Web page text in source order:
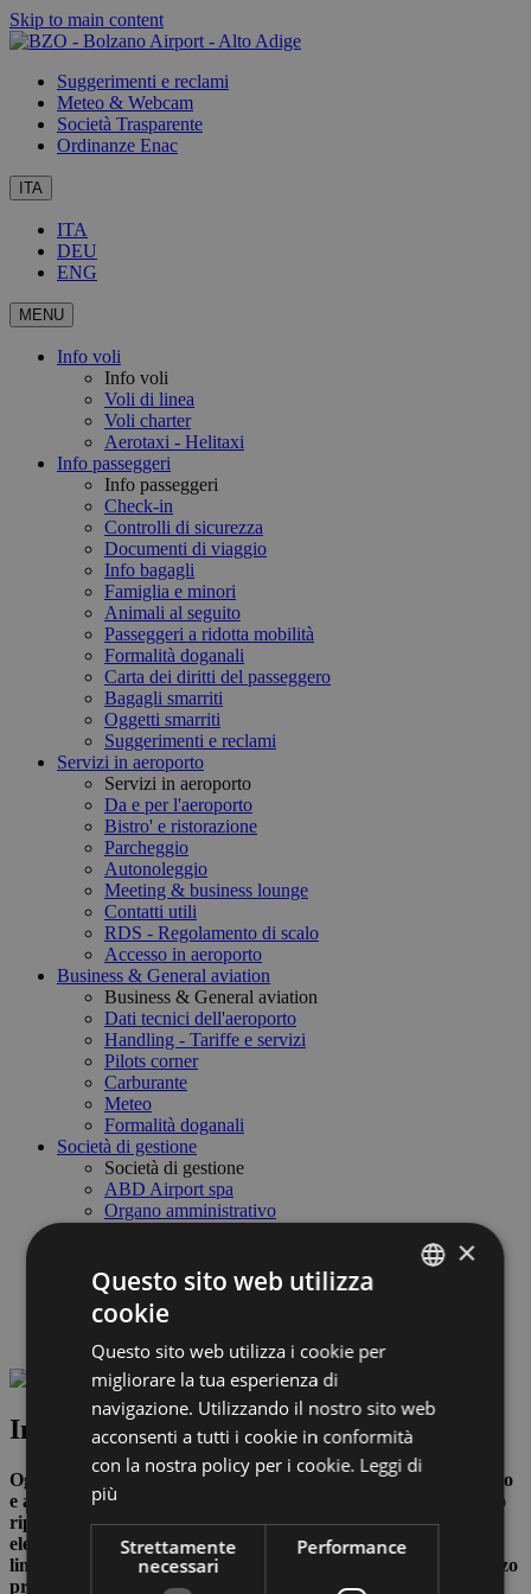
Skip to main content
Suggerimenti e reclami
Meteo & Webcam
Società Trasparente
Ordinanze Enac
ITA
ITA
DEU
ENG
MENU
Info voli
Info voli
Voli di linea
Voli charter
Aerotaxi - Helitaxi
Info passeggeri
Info passeggeri
Check-in
Controlli di sicurezza
Documenti di viaggio
Info bagagli
Famiglia e minori
Animali al seguito
Passeggeri a ridotta mobilità
Formalità doganali
Carta dei diritti del passeggero
Bagagli smarriti
Oggetti smarriti
Suggerimenti e reclami
Servizi in aeroporto
Servizi in aeroporto
Da e per l'aeroporto
Bistro' e ristorazione
Parcheggio
Autonoleggio
Meeting & business lounge
Contatti utili
RDS - Regolamento di scalo
Accesso in aeroporto
Business & General aviation
Business & General aviation
Dati tecnici dell'aeroporto
Handling - Tariffe e servizi
Pilots corner
Carburante
Meteo
Formalità doganali
Società di gestione
Società di gestione
ABD Airport spa
Organo amministrativo
Link utili & partner
Safety Management System
Società Trasparente
Informazioni bagagli
Ogni compagnia applica precise restrizioni in merito al numero
e al peso dei bagagli. Informazioni dettagliate al riguardo sono
riportate sul biglietto aereo o sulla conferma di prenotazione
elettronica. Se al check-in viene accertato un superamento dei
limiti consentiti, potrete corrispondere l’eventuale sovrapprezzo
previsto per le eccedenze direttamente alla biglietteria. Per
GERMAN
×
Questo sito web utilizza
cookie
Questo sito web utilizza i cookie per
migliorare la tua esperienza di
navigazione. Utilizzando il nostro sito web
acconsenti a tutti i cookie in conformità
con la nostra policy per i cookie. Leggi di
più
Strettamente
necessari
Performance